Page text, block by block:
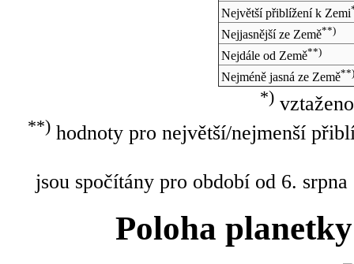
Největší přiblížení k Zemi
Nejjasnější ze Země**)
Nejdále od Země**)
Nejméně jasná ze Země**)
*)
**)hodnoty pro největší/nejmenší
jsou spočítány pro období od 6.
Poloha